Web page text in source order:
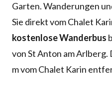
Garten. Wanderungen
Sie direkt vom Chalet
kostenlose Wanderbus
von St Anton am
m vom Chalet Karin